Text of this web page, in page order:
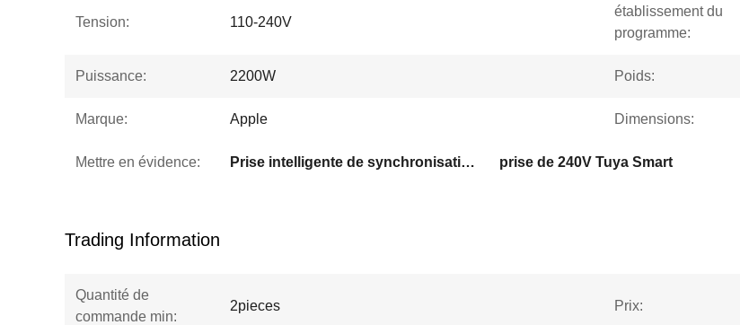
Tension: 110-240V
établissement du
programme:
Puissance: 2200W Poids:
Marque: Apple Dimensions:
Mettre en évidence: Prise intelligente de synchronisation de Tuya prise de 240V Tuya Smart
Trading Information
Quantité de
commande min:
2pieces Prix: